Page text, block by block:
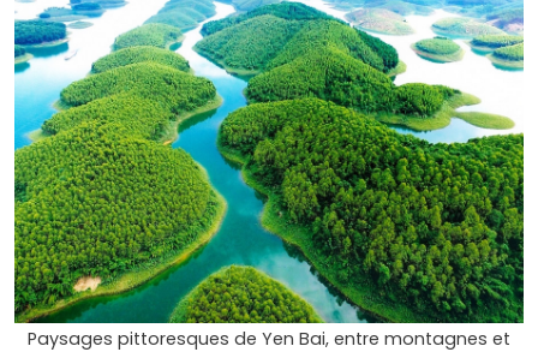
Paysages pittoresques de Yen Bai, entre montagnes et